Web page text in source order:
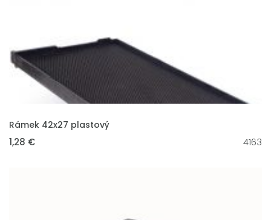
VLOŽIT DO KOŠÍKU
Rámek 42x27 plastový
1,28 € 4163